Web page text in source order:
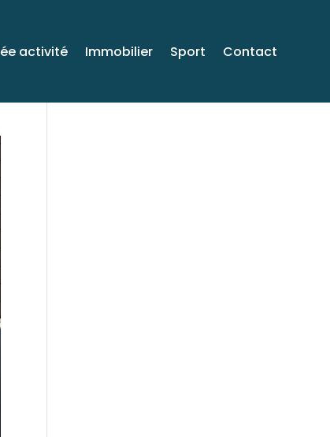
activité Immobilier Sport Contact
Venez voyager avec